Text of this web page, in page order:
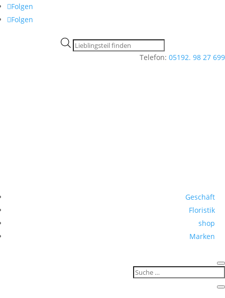
Folgen
Folgen
Products
search
Telefon: 05192. 98 27 699
Geschäft
Floristik
shop
Marken